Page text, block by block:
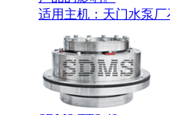
适用主机： 天门水泵厂